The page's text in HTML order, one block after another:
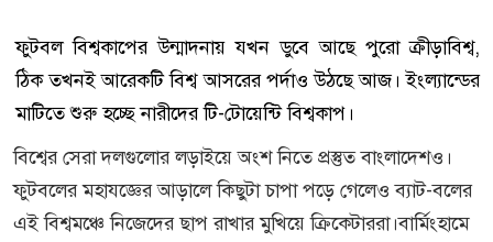
ফুটবল বিশ্বকাপের উন্মাদনায় যখন ডুবে আছে পুরো ক্রীড়াবিশ্ব,
ঠিক তখনই আরেকটি বিশ্ব আসরের পর্দাও উঠছে আজ। ইংল্যান্ডের
মাটিতে শুরু হচ্ছে নারীদের টি-টোয়েন্টি বিশ্বকাপ।
বিশ্বের সেরা দলগুলোর লড়াইয়ে অংশ নিতে প্রস্তুত বাংলাদেশও।
ফুটবলের মহাযজ্ঞের আড়ালে কিছুটা চাপা পড়ে গেলেও ব্যাট-বলের
এই বিশ্বমঞ্চে নিজেদের ছাপ রাখার মুখিয়ে ক্রিকেটাররা।বার্মিংহামে